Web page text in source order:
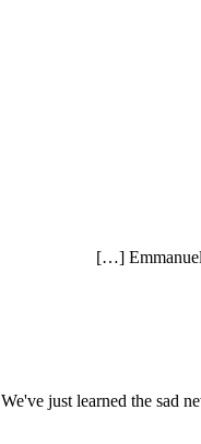
We've just learned the sad